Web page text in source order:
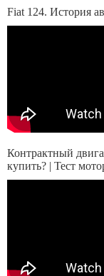
Fiat 124. История
Контрактный
купить? | Тест